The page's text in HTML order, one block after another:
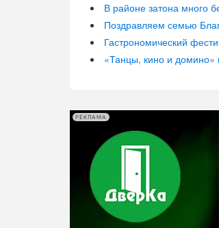
В районе затона много
Поздравляем семью
Гастрономический
«Танцы, кино и домино»
РЕКЛАМА